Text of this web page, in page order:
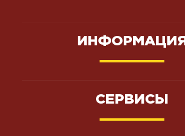
ИНФОРМАЦИЯ
СЕРВИСЫ